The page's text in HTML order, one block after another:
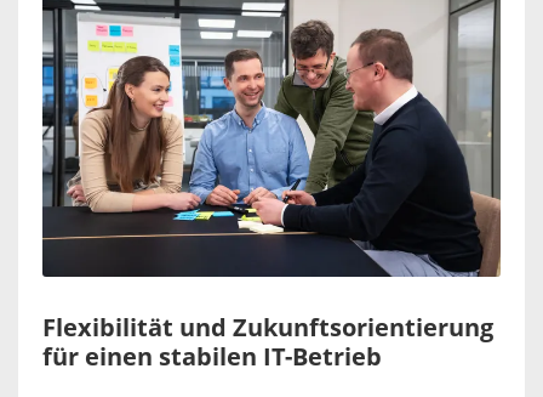
Flexibilität und Zukunftsorientierung
für einen stabilen IT-Betrieb